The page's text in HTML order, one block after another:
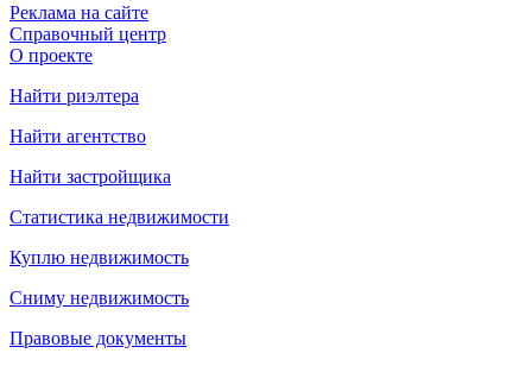
Реклама на сайте
Справочный центр
О проекте
Найти риэлтера
Найти агентство
Найти застройщика
Статистика недвижимости
Куплю недвижимость
Сниму недвижимость
Правовые документы